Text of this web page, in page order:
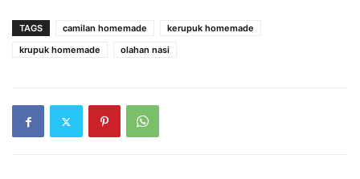
TAGS camilan homemade
kerupuk homemade
krupuk homemade
olahan nasi